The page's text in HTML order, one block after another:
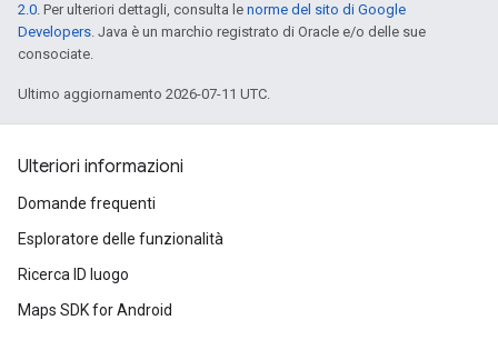
2.0. Per ulteriori dettagli, consulta le norme del sito di Google
Developers. Java è un marchio registrato di Oracle e/o delle sue
consociate.
Ultimo aggiornamento 2026-07-11 UTC.
Ulteriori informazioni
Domande frequenti
Esploratore delle funzionalità
Ricerca ID luogo
Maps SDK for Android